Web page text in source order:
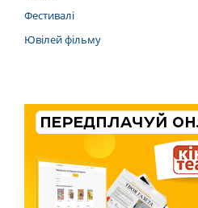
Фестивалі
Ювілей фільму